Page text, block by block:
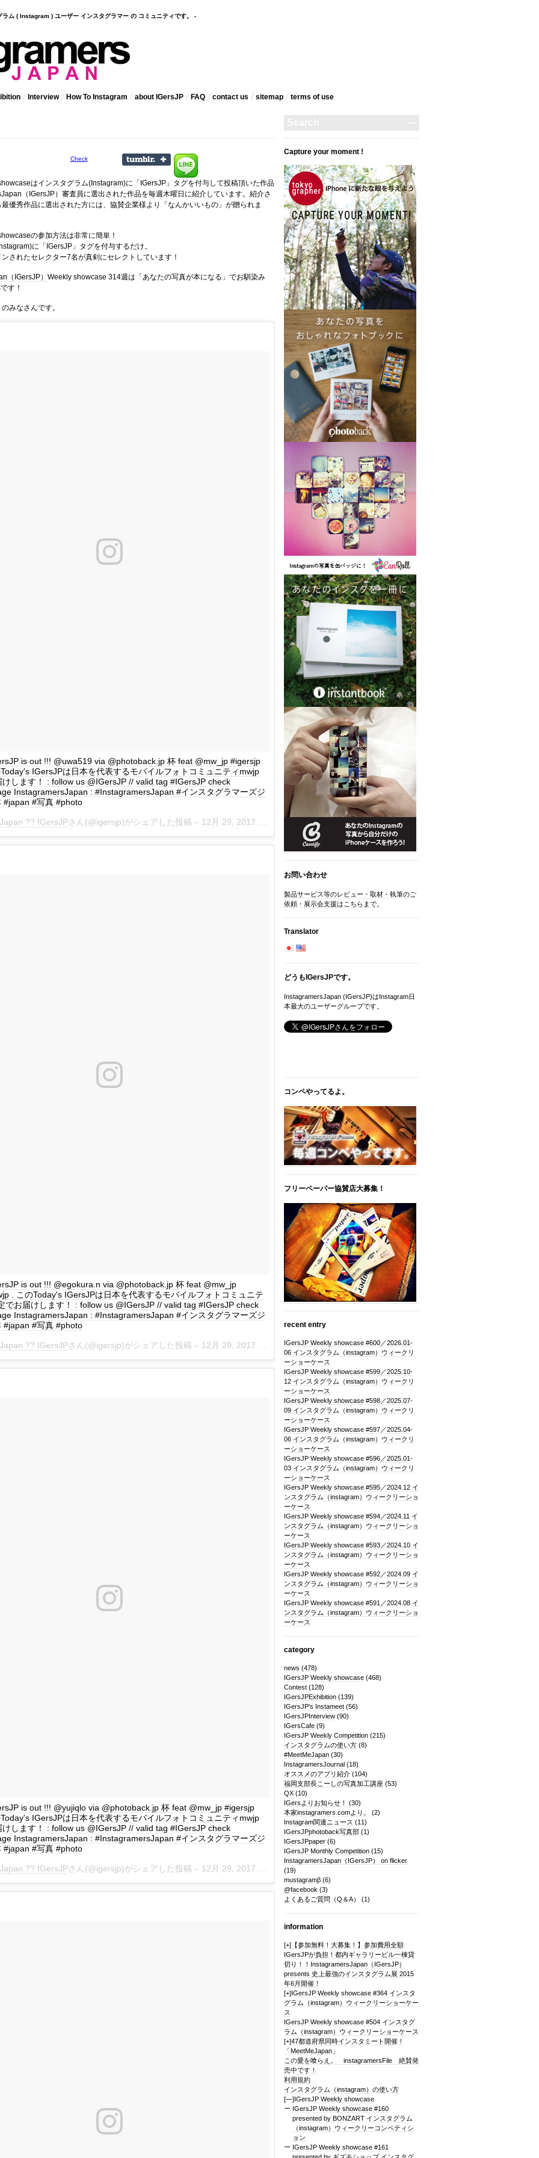
ム ( Instagram ) ユーザー インスタグラマー の コミュニティです。 -
Interview How To Instagram about IGersJP FAQ contact us sitemap terms‎ of use
Check
はインスタグラム(Instagram)に「IGersJP」タグを付与して投稿頂いた作品
（IGersJP）審査員に選出された作品を毎週木曜日に紹介しています。紹介さ
優秀作品に選出された方には、協賛企業様より「なんかいいもの」が贈られま
の参加方法は非常に簡単！
に「IGersJP」タグを付与するだけ。
されたセレクター7名が真剣にセレクトしています！
（IGersJP） Weekly showcase 314週は「あなたの写真が本になる」でお馴染み
す！
みなさんです。
is out !!! @uwa519 via @photoback.jp 杯 feat @mw_jp #igersjp
IGersJPは日本を代表するモバイルフォトコミュニティmwjp
けします！ : follow us @IGersJP // valid tag #IGersJP check
InstagramersJapan : #InstagramersJapan #インスタグラマーズジ
#japan #写真 #photo
?? IGersJPさん(@igersjp)がシェアした投稿 – 12月 29, 2017 at 3:49午後 PST
is out !!! @egokura.n via @photoback.jp 杯 feat @mw_jp
. このToday's IGersJPは日本を代表するモバイルフォトコミュニテ
でお届けします！ : follow us @IGersJP // valid tag #IGersJP check
InstagramersJapan : #InstagramersJapan #インスタグラマーズジ
#japan #写真 #photo
?? IGersJPさん(@igersjp)がシェアした投稿 – 12月 29, 2017 at 5:07午後 PST
is out !!! @yujiqlo via @photoback.jp 杯 feat @mw_jp #igersjp
IGersJPは日本を代表するモバイルフォトコミュニティmwjp
けします！ : follow us @IGersJP // valid tag #IGersJP check
InstagramersJapan : #InstagramersJapan #インスタグラマーズジ
#japan #写真 #photo
?? IGersJPさん(@igersjp)がシェアした投稿 – 12月 29, 2017 at 6:28午後 PST
Capture your moment !
お問い合わせ
製品サービス等のレビュー・取材・執筆のご
依頼・展示会支援はこちらまで。
Translator
どうもIGersJPです。
InstagramersJapan (IGersJP)はInstagram日
本最大のユーザーグループです。
コンペやってるよ。
フリーペーパー協賛店大募集！
recent entry
IGersJP Weekly showcase #600／2026.01-
06 インスタグラム（instagram）ウィークリ
ーショーケース
IGersJP Weekly showcase #599／2025.10-
12 インスタグラム（instagram）ウィークリ
ーショーケース
IGersJP Weekly showcase #598／2025.07-
09 インスタグラム（instagram）ウィークリ
ーショーケース
IGersJP Weekly showcase #597／2025.04-
06 インスタグラム（instagram）ウィークリ
ーショーケース
IGersJP Weekly showcase #596／2025.01-
03 インスタグラム（instagram）ウィークリ
ーショーケース
IGersJP Weekly showcase #595／2024.12 イ
ンスタグラム（instagram）ウィークリーショ
ーケース
IGersJP Weekly showcase #594／2024.11 イ
ンスタグラム（instagram）ウィークリーショ
ーケース
IGersJP Weekly showcase #593／2024.10 イ
ンスタグラム（instagram）ウィークリーショ
ーケース
IGersJP Weekly showcase #592／2024.09 イ
ンスタグラム（instagram）ウィークリーショ
ーケース
IGersJP Weekly showcase #591／2024.08 イ
ンスタグラム（instagram）ウィークリーショ
ーケース
category
news (478)
IGersJP Weekly showcase(468)
Contest(128)
IGersJPExhibition(139)
IGersJP's Instameet(56)
IGersJPInterview(90)
IGersCafe(9)
IGersJP Weekly Competition(215)
インスタグラムの使い方(8)
#MeetMeJapan(30)
InstagramersJournal(18)
オススメのアプリ紹介(104)
福岡支部長こーしの写真加工講座(53)
QX(10)
IGersよりお知らせ！
(30)
本家instagramers.comより。
(2)
Instagram関連ニュース (11)
IGersJPphotoback写真部(1)
IGersJPpaper(6)
IGersJP Monthly Competition(15)
InstagramersJapan（IGersJP） on flicker
(19)
mustagramβ(6)
@facebook (3)
よくあるご質問（Q＆A）
(1)
information
[+]【参加無料！大募集！】参加費用全額
IGersJPが負担！都内ギャラリービル一棟貸
切り！！InstagramersJapan（IGersJP）
presents 史上最強のインスタグラム展 2015
年6月開催！
[+]IGersJP Weekly showcase #364 インスタ
グラム（instagram）ウィークリーショーケー
ス
IGersJP Weekly showcase #504 インスタグ
ラム（instagram）ウィークリーショーケース
[+]47都道府県同時インスタミート開催！
「MeetMeJapan」
この愛を喰らえ。 instagramersFile 絶賛発
売中です！
利用規約
インスタグラム（instagram）の使い方
[—]IGersJP Weekly showcase
IGersJP Weekly showcase #160
presented by BONZART インスタグラム
（instagram）ウィークリーコンペティシ
ョン
IGersJP Weekly showcase #161